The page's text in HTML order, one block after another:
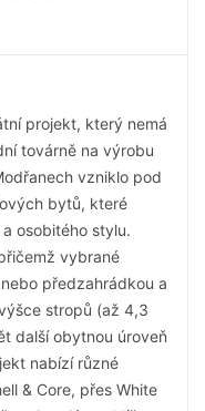
projekt, který nemá
továrně na výrobu
vzniklo pod
bytů, které
osobitého stylu.
vybrané
předzahrádkou a
stropů (až 4,3
další obytnou úroveň
nabízí různé
& Core, přes White